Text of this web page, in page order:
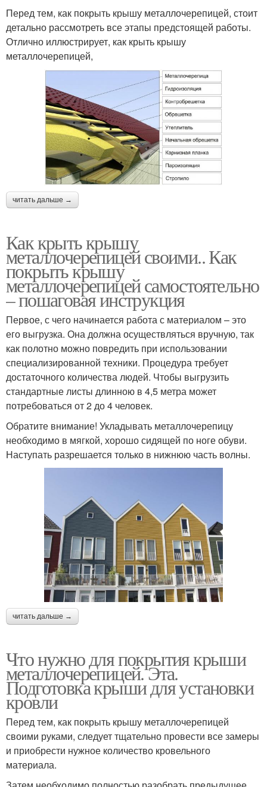
Перед тем, как покрыть крышу металлочерепицей, стоит
детально рассмотреть все этапы предстоящей работы.
Отлично иллюстрирует, как крыть крышу
металлочерепицей,
читать дальше →
Как крыть крышу
металлочерепицей своими.. Как
покрыть крышу
металлочерепицей самостоятельно
– пошаговая инструкция
Первое, с чего начинается работа с материалом – это
его выгрузка. Она должна осуществляться вручную, так
как полотно можно повредить при использовании
специализированной техники. Процедура требует
достаточного количества людей. Чтобы выгрузить
стандартные листы длинною в 4,5 метра может
потребоваться от 2 до 4 человек.
Обратите внимание! Укладывать металлочерепицу
необходимо в мягкой, хорошо сидящей по ноге обуви.
Наступать разрешается только в нижнюю часть волны.
читать дальше →
Что нужно для покрытия крыши
металлочерепицей. Эта.
Подготовка крыши для установки
кровли
Перед тем, как покрыть крышу металлочерепицей
своими руками, следует тщательно провести все замеры
и приобрести нужное количество кровельного
материала.